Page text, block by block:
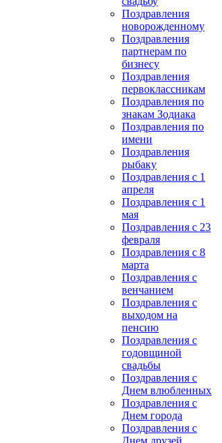
Поздравления
новорожденному
Поздравления
партнерам по
бизнесу
Поздравления
первоклассникам
Поздравления по
знакам Зодиака
Поздравления по
имени
Поздравления
рыбаку
Поздравления с 1
апреля
Поздравления с 1
мая
Поздравления с 23
февраля
Поздравления с 8
марта
Поздравления с
венчанием
Поздравления с
выходом на
пенсию
Поздравления с
годовщиной
свадьбы
Поздравления с
Днем влюбленных
Поздравления с
Днем города
Поздравления с
Днем друзей